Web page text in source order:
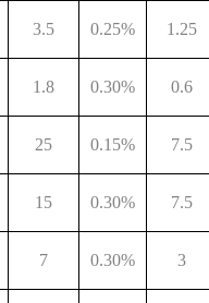
3.5 0.25% 1.25
1.8 0.30% 0.6
25 0.15% 7.5
15 0.30% 7.5
7 0.30% 3